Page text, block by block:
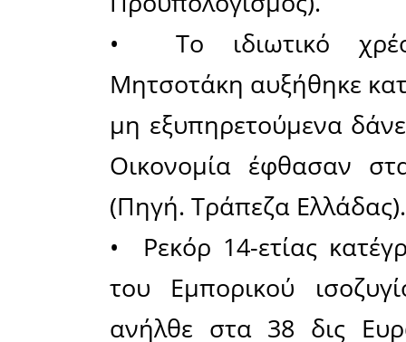
και τις
• Την 4-
στην